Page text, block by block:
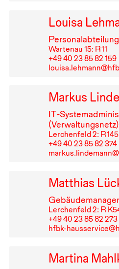
Louisa
Personalabteilung
Wartenau 15: R⁠ ⁠11
+49⁠ ⁠40⁠ ⁠23⁠ ⁠85⁠ ⁠82⁠ ⁠159
Markus
IT-
(Verwaltungsnetz)
Lerchenfeld 2: R⁠ ⁠145
+49⁠ ⁠40⁠ ⁠23⁠ ⁠85⁠ ⁠82⁠ ⁠374
Matthias
Lerchenfeld 2: R
+49⁠ ⁠40⁠ ⁠23⁠ ⁠85⁠ ⁠82⁠ ⁠273
hfbk-
Martina